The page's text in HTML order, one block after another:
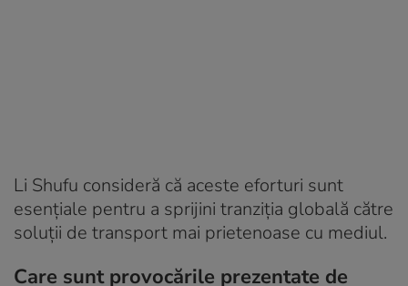
Li Shufu consideră că aceste eforturi sunt
esențiale pentru a sprijini tranziția globală către
soluții de transport mai prietenoase cu mediul.
Care sunt provocările prezentate de